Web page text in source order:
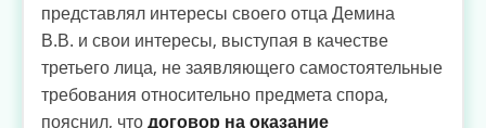
представлял интересы своего отца Демина
В.В. и свои интересы, выступая в качестве
третьего лица, не заявляющего самостоятельные
требования относительно предмета спора,
пояснил, чтодоговор на оказание